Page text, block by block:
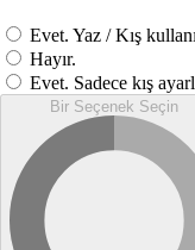
Evet. Yaz / Kış
Hayır.
Evet. Sadece kış
Bir Seçenek Seçin